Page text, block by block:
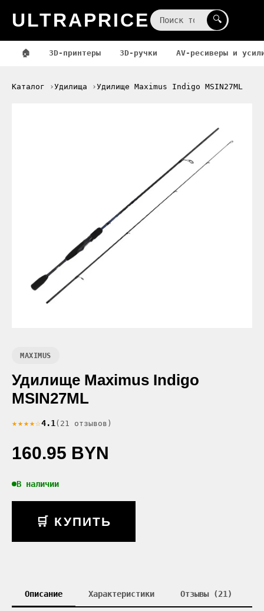
ULTRAPRICE 🔍
🏠 3D-принтеры 3D-ручки AV-ресиверы и
Каталог Удилища Удилище Maximus Indigo MSIN27ML
MAXIMUS
Удилище Maximus Indigo
MSIN27ML
★★★★☆4.1 (21 отзывов)
160.95 BYN
В наличии
🛒 КУПИТЬ
Описание Характеристики Отзывы (21)